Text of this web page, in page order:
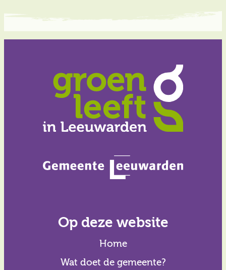
Op deze website
Home
Wat doet de gemeente?